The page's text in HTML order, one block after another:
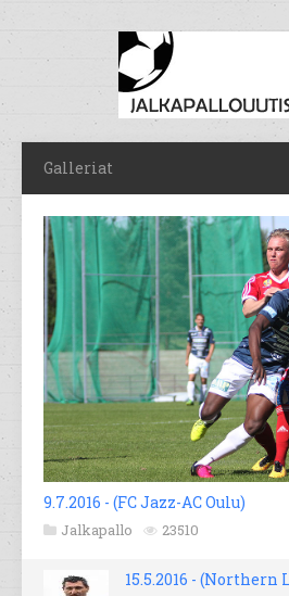
Galleriat
9.7.2016 - (FC Jazz-AC Oulu)
Jalkapallo 23510
15.5.2016 - (Northern